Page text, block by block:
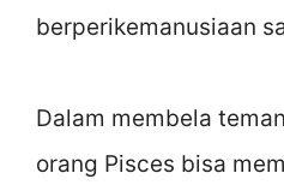
berperikemanusiaan
Dalam membela
orang Pisces bisa